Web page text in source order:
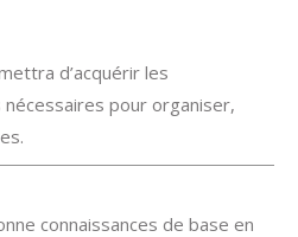
d’acquérir les
pour organiser,
connaissances de base en